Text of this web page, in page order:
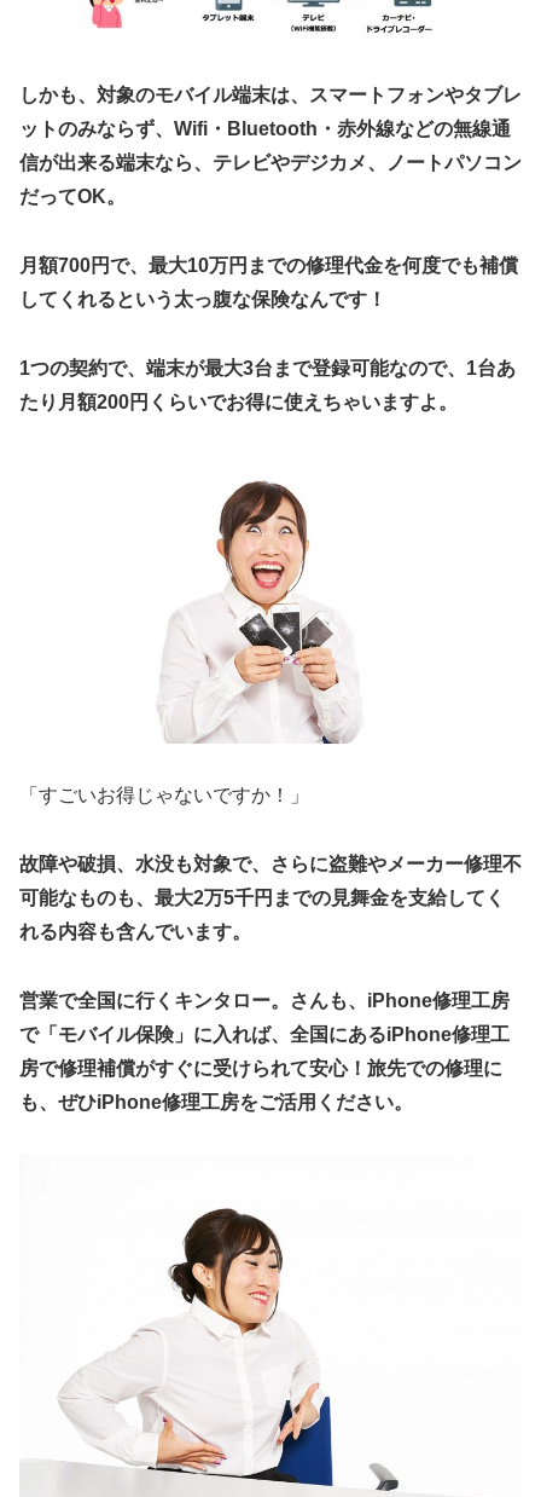
しかも、対象のモバイル端末は、スマートフォンやタブレ
ットのみならず、Wifi・Bluetooth・赤外線などの無線通
信が出来る端末なら、テレビやデジカメ、ノートパソコン
だってOK。
月額700円で、最大10万円までの修理代金を何度でも補償
してくれるという太っ腹な保険なんです！
1つの契約で、端末が最大3台まで登録可能なので、1台あ
たり月額200円くらいでお得に使えちゃいますよ。
「すごいお得じゃないですか！」
故障や破損、水没も対象で、さらに盗難やメーカー修理不
可能なものも、最大2万5千円までの見舞金を支給してく
れる内容も含んでいます。
営業で全国に行くキンタロー。さんも、iPhone修理工房
で「モバイル保険」に入れば、全国にあるiPhone修理工
房で修理補償がすぐに受けられて安心！旅先での修理に
も、ぜひiPhone修理工房をご活用ください。